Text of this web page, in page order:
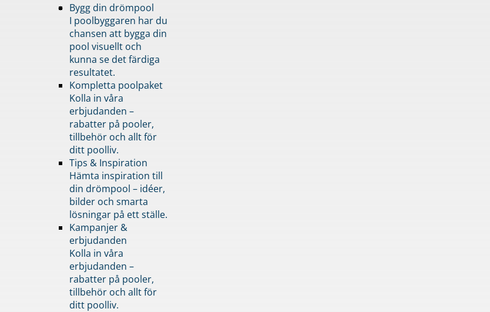
Bygg din drömpool
I poolbyggaren har du
chansen att bygga din
pool visuellt och
kunna se det färdiga
resultatet.
Kompletta poolpaket
Kolla in våra
erbjudanden –
rabatter på pooler,
tillbehör och allt för
ditt poolliv.
Tips & Inspiration
Hämta inspiration till
din drömpool – idéer,
bilder och smarta
lösningar på ett ställe.
Kampanjer &
erbjudanden
Kolla in våra
erbjudanden –
rabatter på pooler,
tillbehör och allt för
ditt poolliv.